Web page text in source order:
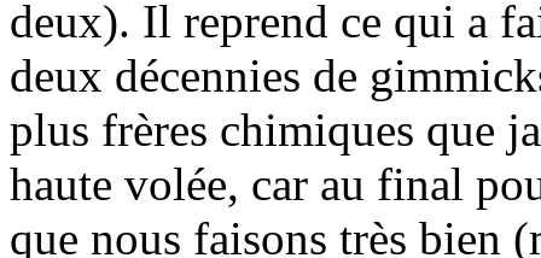
deux). Il reprend ce qui a
deux décennies de
plus frères chimiques que
haute volée, car au final
que nous faisons très bien